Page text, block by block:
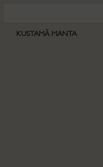
saturuKUSTAMĀ MANTA